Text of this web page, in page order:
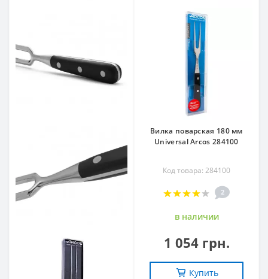
Вилка поварская 180 мм
Universal Arcos 284100
Код товара: 284100
2
в наличии
1 054 грн.
Купить